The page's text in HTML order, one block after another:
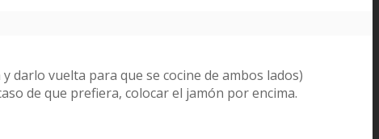
darlo vuelta para que se cocine de ambos lados)
de que prefiera, colocar el jamón por encima.